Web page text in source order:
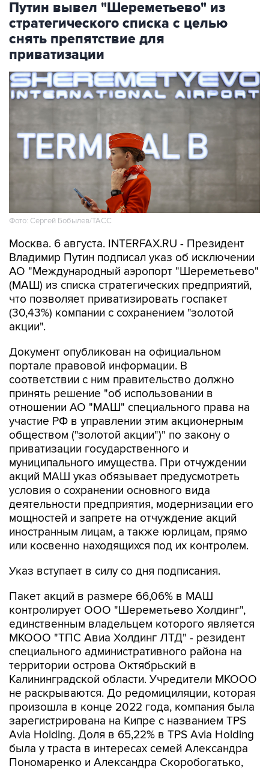
Путин вывел "Шереметьево" из
стратегического списка с целью
снять препятствие для
приватизации
Фото: Сергей Бобылев/ТАСС
Москва. 6 августа. INTERFAX.RU - Президент
Владимир Путин подписал указ об исключении
АО "Международный аэропорт "Шереметьево"
(МАШ) из списка стратегических предприятий,
что позволяет приватизировать госпакет
(30,43%) компании с сохранением "золотой
акции".
Документ опубликован на официальном
портале правовой информации. В
соответствии с ним правительство должно
принять решение "об использовании в
отношении АО "МАШ" специального права на
участие РФ в управлении этим акционерным
обществом ("золотой акции")" по закону о
приватизации государственного и
муниципального имущества. При отчуждении
акций МАШ указ обязывает предусмотреть
условия о сохранении основного вида
деятельности предприятия, модернизации его
мощностей и запрете на отчуждение акций
иностранным лицам, а также юрлицам, прямо
или косвенно находящихся под их контролем.
Указ вступает в силу со дня подписания.
Пакет акций в размере 66,06% в МАШ
контролирует ООО "Шереметьево Холдинг",
единственным владельцем которого является
МКООО "ТПС Авиа Холдинг ЛТД" - резидент
специального административного района на
территории острова Октябрьский в
Калининградской области. Учредители МКООО
не раскрываются. До редомициляции, которая
произошла в конце 2022 года, компания была
зарегистрирована на Кипре с названием TPS
Avia Holding. Доля в 65,22% в TPS Avia Holding
была у траста в интересах семей Александра
Пономаренко и Александра Скоробогатько,